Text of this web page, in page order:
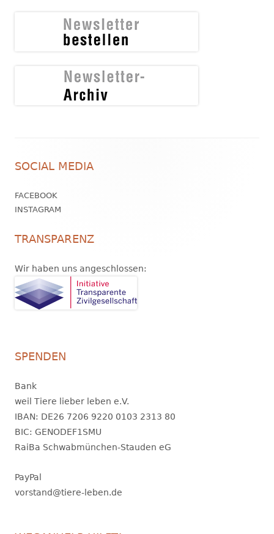
Inhalt
SOCIAL MEDIA
FACEBOOK
INSTAGRAM
TRANSPARENZ
Wir haben uns angeschlossen:
SPENDEN
Bank
weil Tiere lieber leben e.V.
IBAN: DE26 7206 9220 0103 2313 80
BIC: GENODEF1SMU
RaiBa Schwabmünchen-Stauden eG
PayPal
vorstand@tiere-leben.de